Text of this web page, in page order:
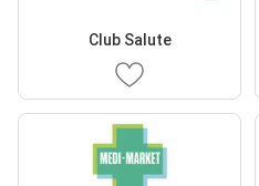
Club Salute